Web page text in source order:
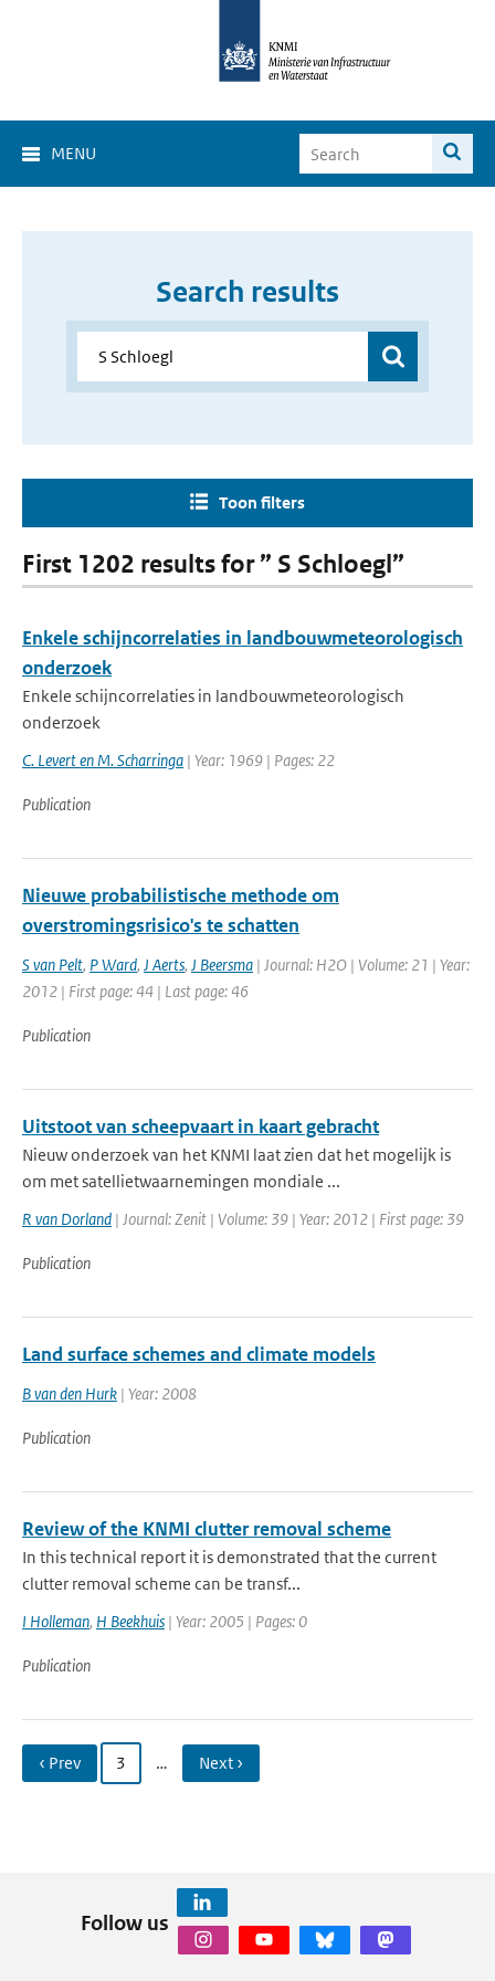
MENU
Search results
Toon filters
First 1202 results for ” S Schloegl”
Enkele schijncorrelaties in landbouwmeteorologisch
onderzoek
Enkele schijncorrelaties in landbouwmeteorologisch
onderzoek
C. Levert en M. Scharringa | Year: 1969 | Pages: 22
Publication
Nieuwe probabilistische methode om
overstromingsrisico's te schatten
S van Pelt, P Ward, J Aerts, J Beersma | Journal: H2O | Volume: 21 | Year:
2012 | First page: 44 | Last page: 46
Publication
Uitstoot van scheepvaart in kaart gebracht
Nieuw onderzoek van het KNMI laat zien dat het mogelijk is
om met satellietwaarnemingen mondiale ...
R van Dorland | Journal: Zenit | Volume: 39 | Year: 2012 | First page: 39
Publication
Land surface schemes and climate models
B van den Hurk | Year: 2008
Publication
Review of the KNMI clutter removal scheme
In this technical report it is demonstrated that the current
clutter removal scheme can be transf...
I Holleman, H Beekhuis | Year: 2005 | Pages: 0
Publication
‹ Prev 3 … Next ›
Follow us